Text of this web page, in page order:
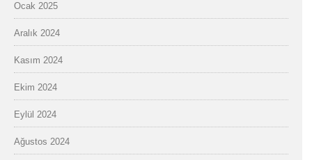
Ocak 2025
Aralık 2024
Kasım 2024
Ekim 2024
Eylül 2024
Ağustos 2024